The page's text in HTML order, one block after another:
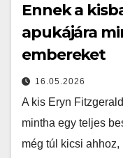
Ennek a
apukájára
embereket
16.05.2026
A kis Eryn
mintha egy teljes
még túl kicsi